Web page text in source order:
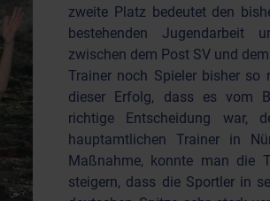
zweite Platz bedeutet den
bestehenden Jugendarbeit
zwischen dem Post SV und
Trainer noch Spieler bisher so
dieser Erfolg, dass es vom
richtige Entscheidung war,
hauptamtlichen Trainer in
Maßnahme, konnte man die
steigern, dass die Sportler in